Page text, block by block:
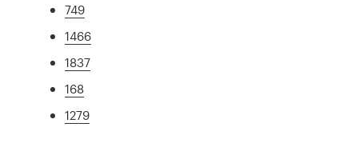
749
1466
1837
168
1279